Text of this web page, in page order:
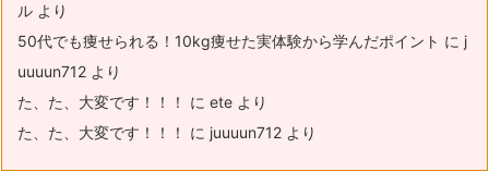
ル より
50代でも痩せられる！10kg痩せた実体験から学んだポイント に j
uuuun712 より
た、た、大変です！！！
に ete より
た、た、大変です！！！
に juuuun712 より